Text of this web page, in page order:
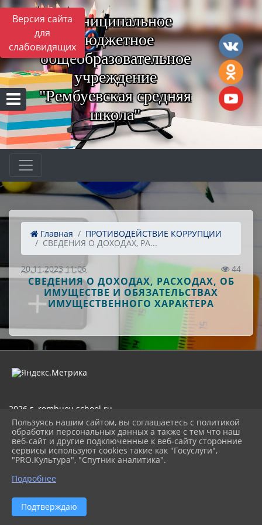
Версия сайта
для
слабовидящих
Муниципальное
бюджетное
общеобразовательное
учреждение
"Рембуевская средняя
школа"
Главная
ПРОТИВОДЕЙСТВИЕ КОРРУПЦИИ
СВЕДЕНИЯ О ДОХОДАХ, РА...
20.11.2023 11:06 44
СВЕДЕНИЯ О ДОХОДАХ, РАСХОДАХ, ОБ
ИМУЩЕСТВЕ И ОБЯЗАТЕЛЬСТВАХ
ИМУЩЕСТВЕННОГО ХАРАКТЕРА
2026 г. rembuev-school.ru
Вход
Карта сайта
Политика обработки персональных данных
Сделано на KubCMS
Пользуясь нашим сайтом, вы соглашаетесь с политикой
обработки персональных данных а также с тем что наш
веб-сайт и другие подключенные к веб-сайту сторонние
сервисы используют cookies такие как "Госуслуги",
"PRO.Культура", "Спутник аналитика".
Подробнее
Подтверждаю